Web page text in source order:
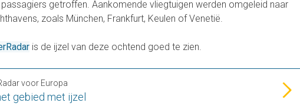
passagiers getroffen. Aankomende vliegtuigen werden omgeleid naar
zoals München, Frankfurt, Keulen of Venetië.
is de ijzel van deze ochtend goed te zien.
gebied met ijzel
voor Europa